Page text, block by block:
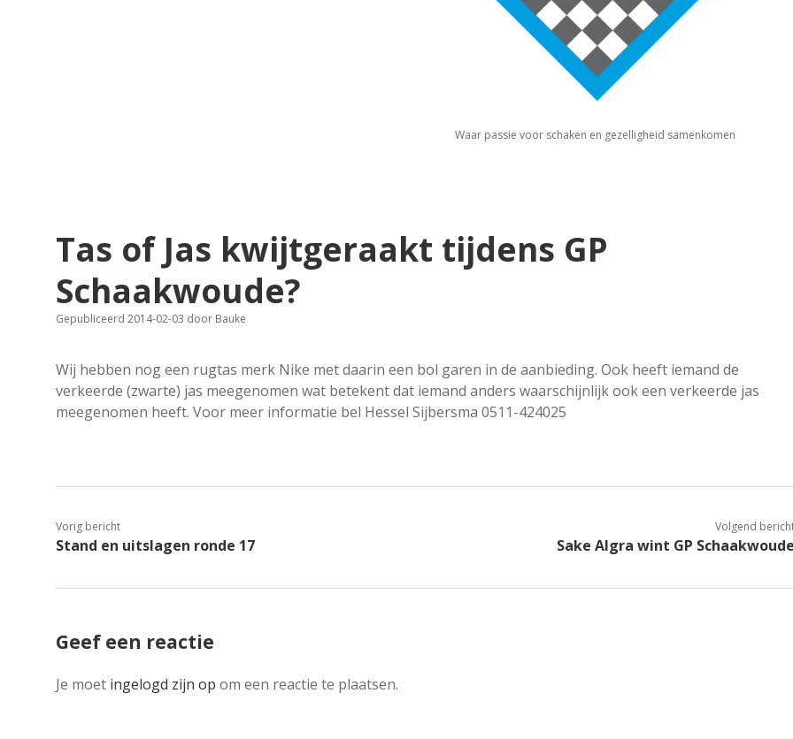
Waar passie voor schaken en gezelligheid samenkomen
Tas of Jas kwijtgeraakt tijdens GP
Schaakwoude?
Gepubliceerd 2014-02-03 door Bauke
Wij hebben nog een rugtas merk Nike met daarin een bol garen in de aanbieding. Ook heeft iemand de
verkeerde (zwarte) jas meegenomen wat betekent dat iemand anders waarschijnlijk ook een verkeerde jas
meegenomen heeft. Voor meer informatie bel Hessel Sijbersma 0511-424025
Vorig bericht
Stand en uitslagen ronde 17
Volgend
Sake Algra wint GP
Geef een reactie
Je moet ingelogd zijn op om een reactie te plaatsen.